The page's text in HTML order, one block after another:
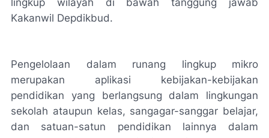
lingkup wilayah di bawah tanggung jawab
Kakanwil Depdikbud.
Pengelolaan dalam runang lingkup mikro
merupakan aplikasi kebijakan-kebijakan
pendidikan yang berlangsung dalam lingkungan
sekolah ataupun kelas, sangagar-sanggar belajar,
dan satuan-satun pendidikan lainnya dalam